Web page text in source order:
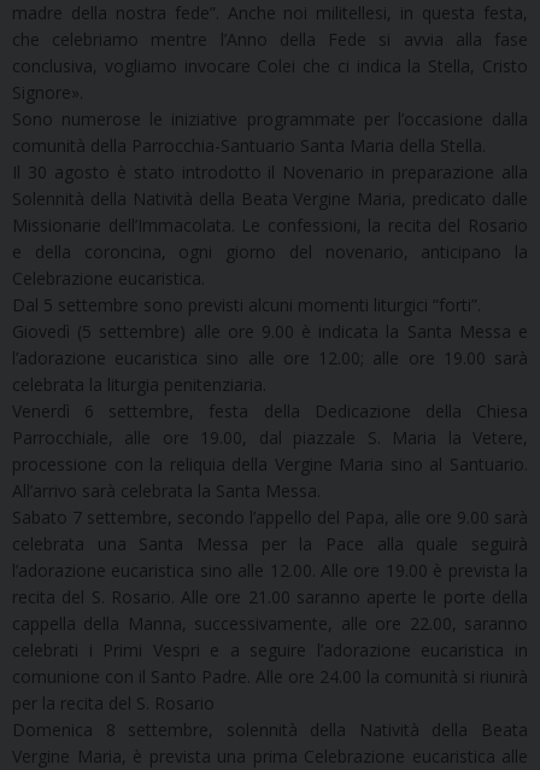
madre della nostra fede”. Anche noi militellesi, in questa festa,
che celebriamo mentre l’Anno della Fede si avvia alla fase
conclusiva, vogliamo invocare Colei che ci indica la Stella, Cristo
Signore».
Sono numerose le iniziative programmate per l’occasione dalla
comunità della Parrocchia-Santuario Santa Maria della Stella.
Il 30 agosto è stato introdotto il Novenario in preparazione alla
Solennità della Natività della Beata Vergine Maria, predicato dalle
Missionarie dell’Immacolata. Le confessioni, la recita del Rosario
e della coroncina, ogni giorno del novenario, anticipano la
Celebrazione eucaristica.
Dal 5 settembre sono previsti alcuni momenti liturgici “forti”.
Giovedì (5 settembre) alle ore 9.00 è indicata la Santa Messa e
l’adorazione eucaristica sino alle ore 12.00; alle ore 19.00 sarà
celebrata la liturgia penitenziaria.
Venerdì 6 settembre, festa della Dedicazione della Chiesa
Parrocchiale, alle ore 19.00, dal piazzale S. Maria la Vetere,
processione con la reliquia della Vergine Maria sino al Santuario.
All’arrivo sarà celebrata la Santa Messa.
Sabato 7 settembre, secondo l’appello del Papa, alle ore 9.00 sarà
celebrata una Santa Messa per la Pace alla quale seguirà
l’adorazione eucaristica sino alle 12.00. Alle ore 19.00 è prevista la
recita del S. Rosario. Alle ore 21.00 saranno aperte le porte della
cappella della Manna, successivamente, alle ore 22.00, saranno
celebrati i Primi Vespri e a seguire l’adorazione eucaristica in
comunione con il Santo Padre. Alle ore 24.00 la comunità si riunirà
per la recita del S. Rosario
Domenica 8 settembre, solennità della Natività della Beata
Vergine Maria, è prevista una prima Celebrazione eucaristica alle